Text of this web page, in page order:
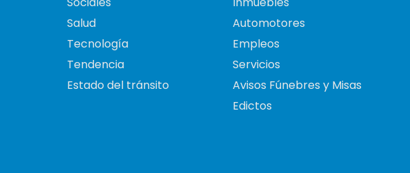
Salud
Tecnología
Tendencia
Estado del tránsito
Automotores
Empleos
Servicios
Avisos Fúnebres y Misas
Edictos